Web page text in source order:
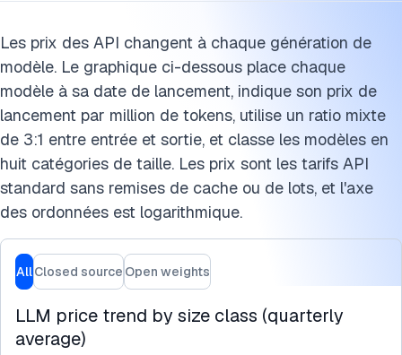
Les prix des API changent à chaque génération de
modèle. Le graphique ci-dessous place chaque
modèle à sa date de lancement, indique son prix de
lancement par million de tokens, utilise un ratio mixte
de 3:1 entre entrée et sortie, et classe les modèles en
huit catégories de taille. Les prix sont les tarifs API
standard sans remises de cache ou de lots, et l'axe
des ordonnées est logarithmique.
AllClosed source Open weights
LLM price trend by size class (quarterly
average)
FAQ
Citez ce benchmark